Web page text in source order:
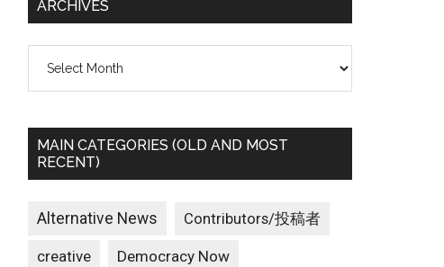
ARCHIVES
MAIN CATEGORIES (OLD AND MOST
RECENT)
Alternative News Contributors/投稿者
creative Democracy Now